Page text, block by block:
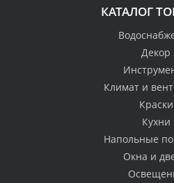
КАТАЛОГ
Декор
Климат и
Краски
Кухни
Напольные
Окна и